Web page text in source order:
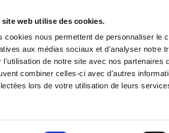
site web utilise des cookies.
cookies nous permettent de personnaliser le
aux médias sociaux et d'analyser notre
l'utilisation de notre site avec nos partenaires
combiner celles-ci avec d'autres
lors de votre utilisation de leurs
Customer area
Access to the information area
Customer area
BUSINESS APP